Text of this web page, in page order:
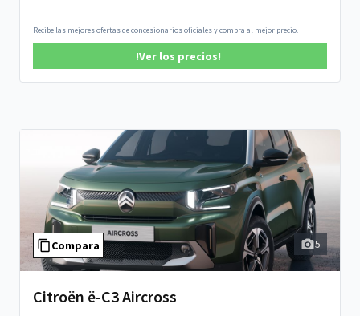
Recibe las mejores ofertas de concesionarios oficiales y compra al mejor precio.
!Ver los precios!
Compara 5
Citroën ë-C3 Aircross